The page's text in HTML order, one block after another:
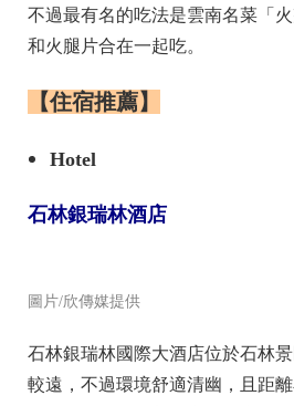
雞絲、菌燒肉等
路南乳餅是「彝族」的傳統食品
30mm，寬10-12mm，呈斜長扇形
不過最有名的吃法是雲南名菜「火
【住宿推薦】
Hotel